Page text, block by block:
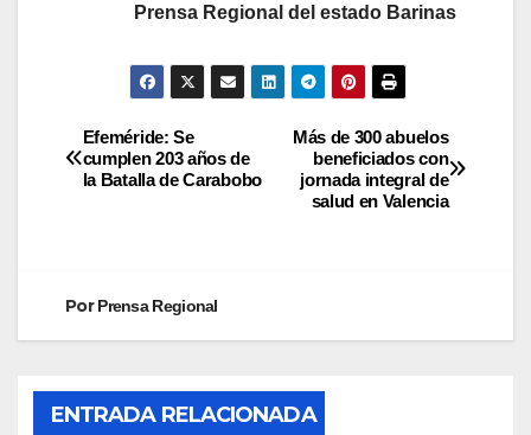
Prensa Regional del estado Barinas
Más de 300 abuelos
beneficiados con
jornada integral de
salud en Valencia
Efeméride: Se
cumplen 203 años de
la Batalla de Carabobo
PorPrensa Regional
ENTRADA RELACIONADA